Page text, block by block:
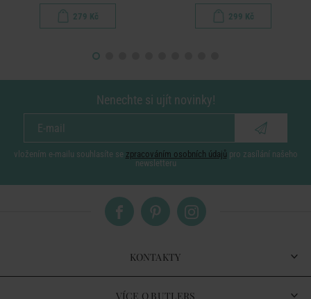
279 Kč 299 Kč
Nenechte si ujít novinky!
vložením e-mailu souhlasíte se zpracováním osobních údajů pro zasílání našeho
newsletteru
KONTAKTY
VÍCE O BUTLERS